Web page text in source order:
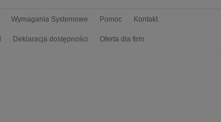
Wymagania Systemowe Pomoc Kontakt
Deklaracja dostępności Oferta dla firm